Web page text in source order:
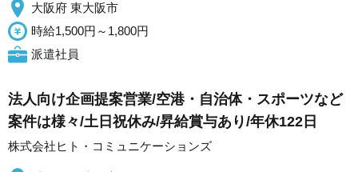
大阪府 東大阪市
時給1,500円～1,800円
派遣社員
法人向け企画提案営業/空港・自治体・スポーツなど
案件は様々/土日祝休み/昇給賞与あり/年休122日
株式会社ヒト・コミュニケーションズ